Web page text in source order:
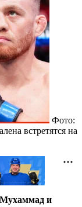
Фото:
встретятся на
Мухаммад и